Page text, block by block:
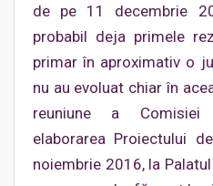
de pe 11 decembrie
probabil deja primele
primar în aproximativ o
nu au evoluat chiar în
reuniune a Comisiei
elaborarea Proiectului
noiembrie 2016, la